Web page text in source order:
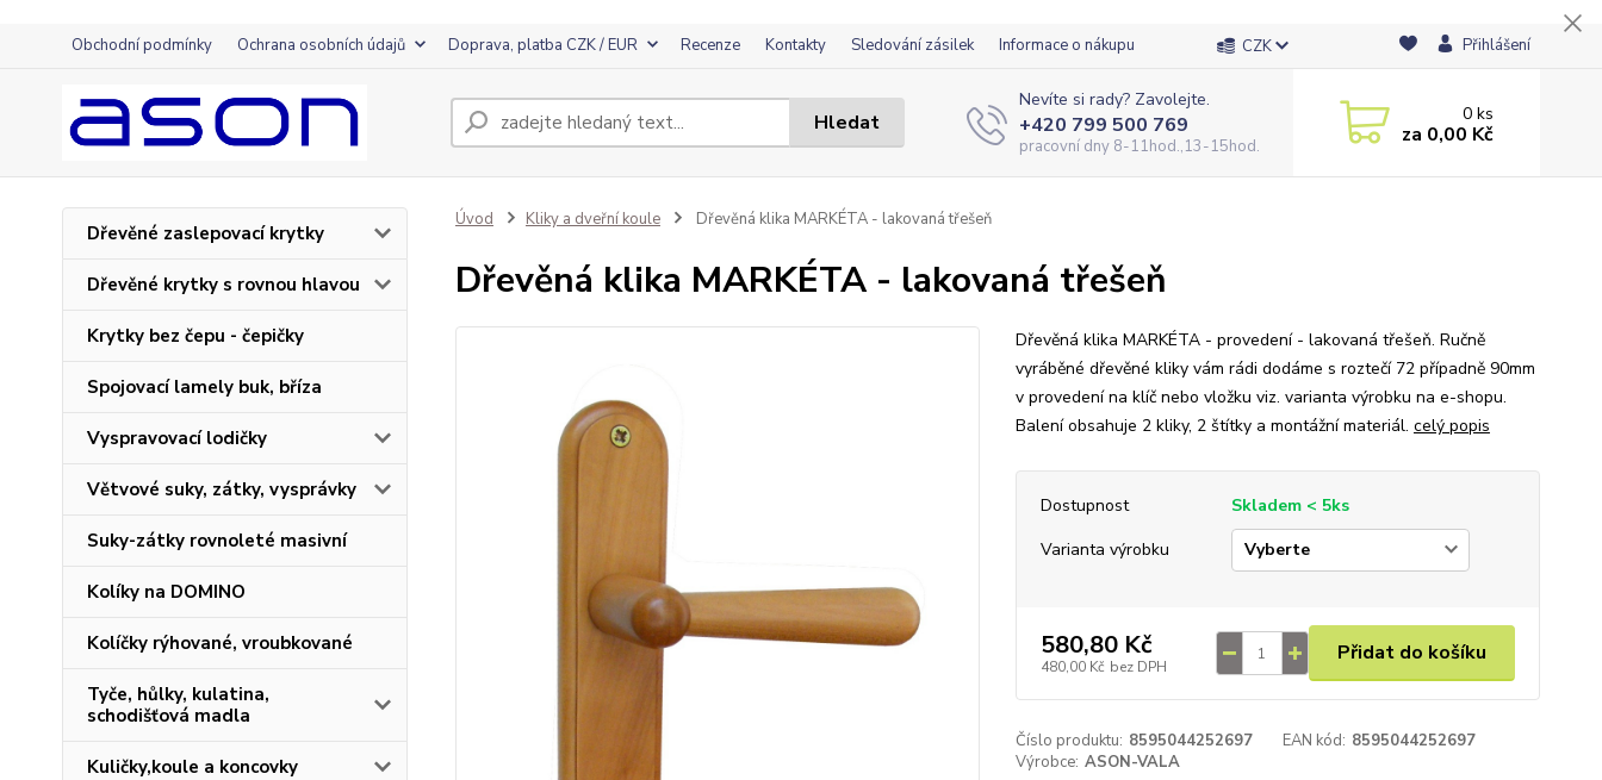
Obchodní podmínky Ochrana osobních údajů Doprava, platba CZK / EUR Recenze Kontakty Sledování zásilek Informace o nákupu CZK Přihlášení
Hledat
Nevíte si rady? Zavolejte.
+420 799 500 769
pracovní dny 8-11hod.,13-15hod.
0ks
za 0,00 Kč
Dřevěné zaslepovací krytky
Dřevěné krytky s rovnou hlavou
Krytky bez čepu - čepičky
Spojovací lamely buk, bříza
Vyspravovací lodičky
Větvové suky, zátky, vysprávky
Suky-zátky rovnoleté masivní
Kolíky na DOMINO
Kolíčky rýhované, vroubkované
Tyče, hůlky, kulatina,
schodišťová madla
Kuličky,koule a koncovky
Úvod Kliky a dveřní koule Dřevěná klika MARKÉTA - lakovaná třešeň
Dřevěná klika MARKÉTA - lakovaná třešeň
Dřevěná klika MARKÉTA - provedení - lakovaná třešeň. Ručně
vyráběné dřevěné kliky vám rádi dodáme s roztečí 72 případně 90mm
v provedení na klíč nebo vložku viz. varianta výrobku na e-shopu.
Balení obsahuje 2 kliky, 2 štítky a montážní materiál. celý popis
Dostupnost
Skladem < 5ks
Varianta výrobku
580,80 Kč
480,00 Kč bez DPH
Přidat do košíku
Číslo produktu: 8595044252697 EAN kód: 8595044252697
Výrobce: ASON-VALA